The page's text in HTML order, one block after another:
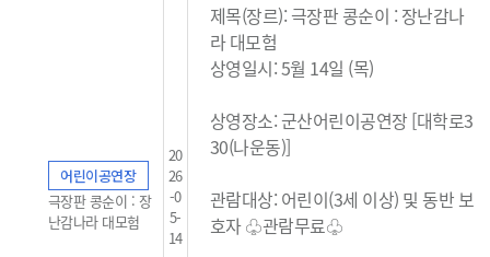
어린이공연장
극장판 콩순이 : 장
난감나라 대모험
20
26
-0
5-
14
제목(장르): 극장판 콩순이 : 장난감나
라 대모험
상영일시: 5월 14일 (목)
상영장소: 군산어린이공연장 [대학로3
30(나운동)]
관람대상: 어린이(3세 이상) 및 동반 보
호자 ♧관람무료♧